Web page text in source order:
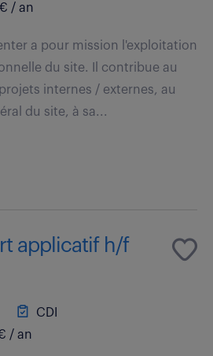
/ an
a pour mission l'exploitation
du site. Il contribue au
internes / externes, au
du site, à sa...
applicatif h/f
CDI
/ an